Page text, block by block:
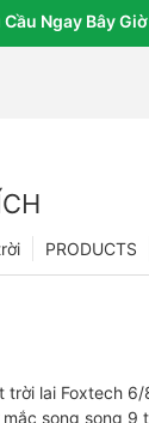
Ngay Bây Giờ
PRODUCTS